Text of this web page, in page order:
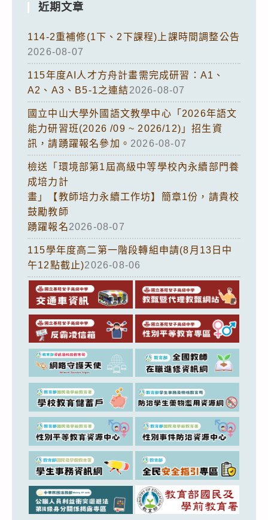
近期文章
114-2重補修(1下、2下課程)上課時間調整公告
2026-08-07
115年度AI人才方舟計畫需完成研習：A1、
A2、A3、B5-1之連結2026-08-07
國立中山大學外國語文教學中心「2026年語文
能力研習班(2026 /09 ~ 2026/12)」招生資
訊，請踴躍報名參加。 2026-08-07
檢送「環境部第1屆高級中等學校內永續部門養
成培力計
畫」【教師培力永續工作坊】簡章1份，請貴校
鼓勵教師
踴躍報名2026-08-07
115學年度高二第一階段轉組申請(8月13日中
午12點截止)2026-08-06